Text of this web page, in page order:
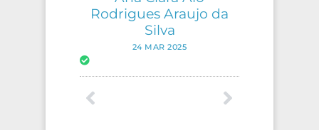
Rodrigues Araujo da
Silva
24 MAR 2025